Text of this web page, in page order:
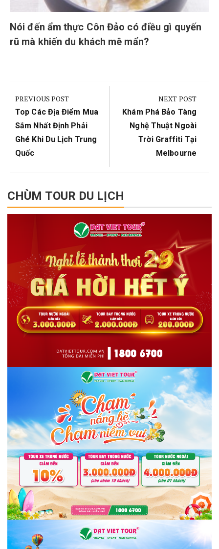
Nói đến ẩm thực Côn Đảo có điều gì quyến
rũ mà khiến du khách mê mẩn?
hướng
bài
viết
PREVIOUS POST
Previous
Post:
Top Các Địa Điểm Mua
Sắm Nhất Định Phải
Ghé Khi Du Lịch Trung
Quốc
NEXT POST
Next
Post:
Khám Phá Bảo Tàng
Nghệ Thuật Ngoài
Trời Graffiti Tại
Melbourne
CHÙM TOUR DU LỊCH